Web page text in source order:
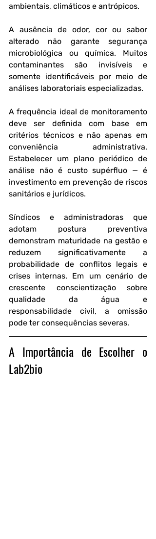
ambientais, climáticos e antrópicos.
A ausência de odor, cor ou sabor
alterado não garante segurança
microbiológica ou química. Muitos
contaminantes são invisíveis e
somente identificáveis por meio de
análises laboratoriais especializadas.
A frequência ideal de monitoramento
deve ser definida com base em
critérios técnicos e não apenas em
conveniência administrativa.
Estabelecer um plano periódico de
análise não é custo supérfluo — é
investimento em prevenção de riscos
sanitários e jurídicos.
Síndicos e administradoras que
adotam postura preventiva
demonstram maturidade na gestão e
reduzem significativamente a
probabilidade de conflitos legais e
crises internas. Em um cenário de
crescente conscientização sobre
qualidade da água e
responsabilidade civil, a omissão
pode ter consequências severas.
A Importância de Escolher o
Lab2bio